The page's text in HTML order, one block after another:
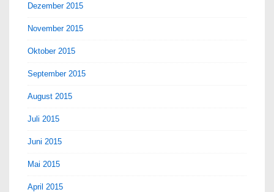
Dezember 2015
November 2015
Oktober 2015
September 2015
August 2015
Juli 2015
Juni 2015
Mai 2015
April 2015